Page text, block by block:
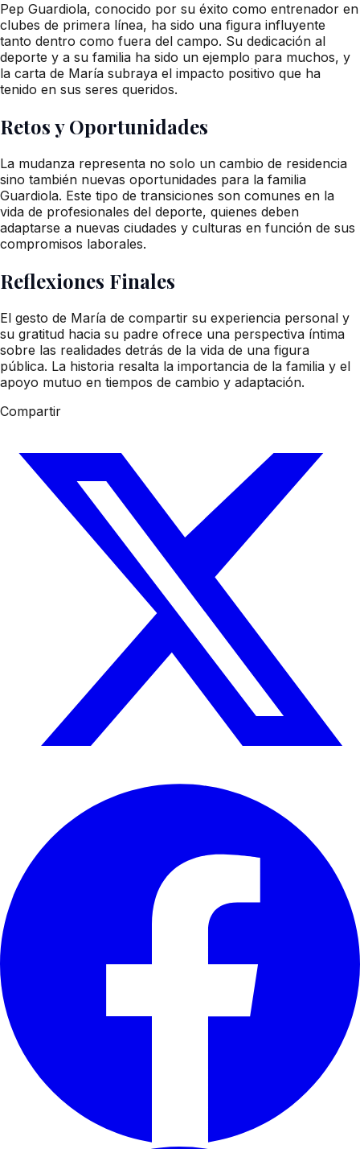
Pep Guardiola, conocido por su éxito como entrenador en
clubes de primera línea, ha sido una figura influyente
tanto dentro como fuera del campo. Su dedicación al
deporte y a su familia ha sido un ejemplo para muchos, y
la carta de María subraya el impacto positivo que ha
tenido en sus seres queridos.
Retos y Oportunidades
La mudanza representa no solo un cambio de residencia
sino también nuevas oportunidades para la familia
Guardiola. Este tipo de transiciones son comunes en la
vida de profesionales del deporte, quienes deben
adaptarse a nuevas ciudades y culturas en función de sus
compromisos laborales.
Reflexiones Finales
El gesto de María de compartir su experiencia personal y
su gratitud hacia su padre ofrece una perspectiva íntima
sobre las realidades detrás de la vida de una figura
pública. La historia resalta la importancia de la familia y el
apoyo mutuo en tiempos de cambio y adaptación.
Compartir